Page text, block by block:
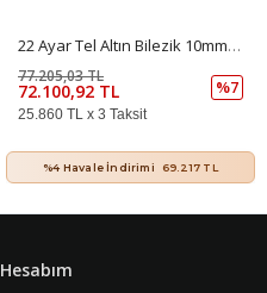
22 Ayar Tel Altın Bilezik 10mm 11 Gr
72.100,92 TL
77.205,03 TL
%7
25.860 TL x 3 Taksit
%4 Havale İndirimi 69.217 TL
Hesabım